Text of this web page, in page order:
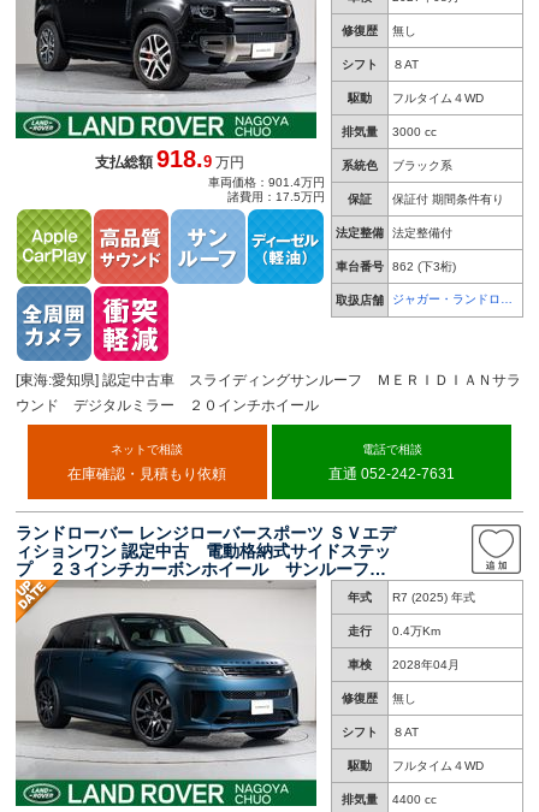
修復歴 無し
シフト ８AT
駆動 フルタイム４WD
排気量 3000 cc
系統色 ブラック系
保証 保証付 期間条件有り
法定整備 法定整備付
車台番号 862 (下3桁)
取扱店舗
ジャガー・ランドロー
支払総額918.9 万円
車両価格：901.4万円
諸費用：17.5万円
[東海:愛知県] 認定中古車 スライディングサンルーフ ＭＥＲＩＤＩＡＮサラ
ウンド デジタルミラー ２０インチホイール
ネットで相談
在庫確認・見積もり依頼
電話で相談
直通 052-242-7631
ランドローバー レンジローバースポーツ ＳＶエデ
ィションワン 認定中古 電動格納式サイドステッ
プ ２３インチカーボンホイール サンルーフ
ヘッドアップディスプレイ ＭＥＲＩＤＩＡＮシ
グネチャーサウンド シートマッサージ アンビ
エントライト デジタルルームミラー
年式 R7 (2025) 年式
走行 0.4万Km
車検 2028年04月
修復歴 無し
シフト ８AT
駆動 フルタイム４WD
排気量 4400 cc